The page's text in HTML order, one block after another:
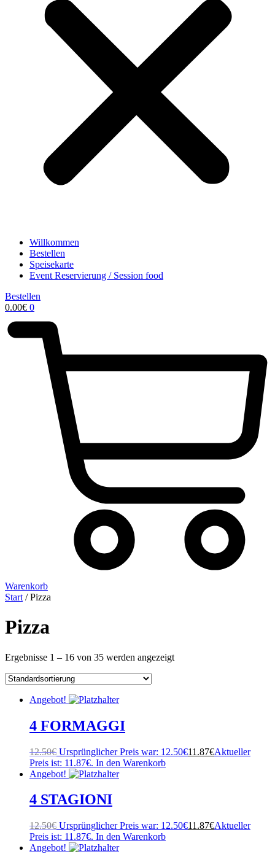
Willkommen
Bestellen
Speisekarte
Event Reservierung / Session food
Bestellen
0.00€ 0
Warenkorb
Start / Pizza
Pizza
Ergebnisse 1 – 16 von 35 werden angezeigt
Angebot!
4 FORMAGGI
12.50€ Ursprünglicher Preis war: 12.50€11.87€Aktueller
Preis ist: 11.87€. In den Warenkorb
Angebot!
4 STAGIONI
12.50€ Ursprünglicher Preis war: 12.50€11.87€Aktueller
Preis ist: 11.87€. In den Warenkorb
Angebot!